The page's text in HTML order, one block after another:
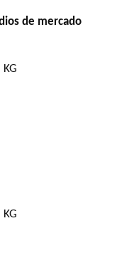
de mercado